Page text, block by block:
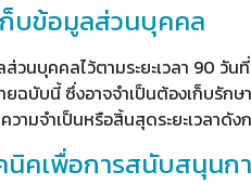
ก็บข้อมูลส่วนบุคคล
ส่วนบุคคลไว้ตามระยะเวลา 90
ฉบับนี้ ซึ่งอาจจำเป็นต้องเก็บรัก
ามจำเป็นหรือสิ้นสุดระยะเวลาดัง
คเพื่อการสนับสนุนก